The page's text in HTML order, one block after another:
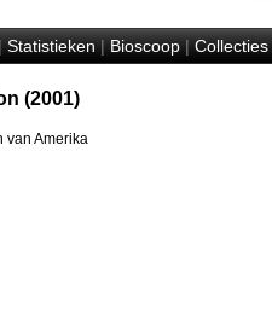
Statistieken|Bioscoop|Collecties
(2001)
van Amerika